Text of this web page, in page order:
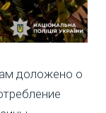
доложено о